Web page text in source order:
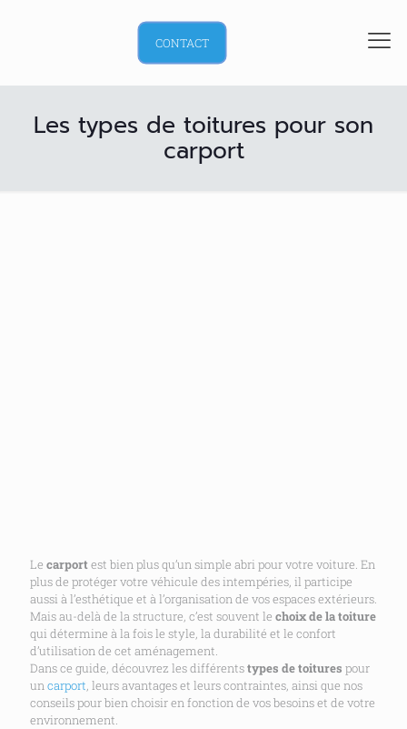
CONTACT
Les types de toitures pour son
carport
Le carportest bien plus qu’un simple abri pour votre voiture. En
plus de protéger votre véhicule des intempéries, il participe
aussi à l’esthétique et à l’organisation de vos espaces extérieurs.
Mais au-delà de la structure, c’est souvent le choix de la toiture
qui détermine à la fois le style, la durabilité et le confort
d’utilisation de cet aménagement.
Dans ce guide, découvrez les différentstypes de toitures pour
uncarport, leurs avantages et leurs contraintes, ainsi que nos
conseils pour bien choisir en fonction de vos besoins et de votre
environnement.